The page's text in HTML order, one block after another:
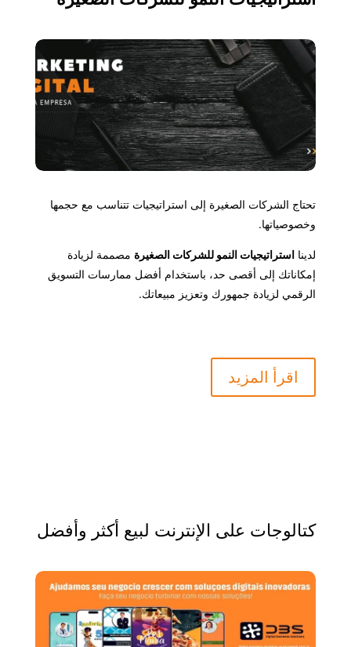
تحتاج الشركات الصغيرة إلى استراتيجيات تتناسب مع حجمها
وخصوصياتها.
لدينا استراتيجيات النمو للشركات الصغيرة مصممة لزيادة
إمكاناتك إلى أقصى حد، باستخدام أفضل ممارسات التسويق
الرقمي لزيادة جمهورك وتعزيز مبيعاتك.
اقرأ المزيد
كتالوجات على الإنترنت لبيع أكثر وأفضل